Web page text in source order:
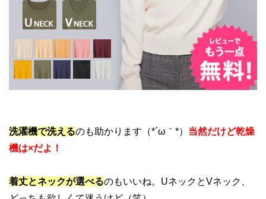
洗濯機で洗えるのも助かります（*´ω｀*） 当然だけど乾燥
機は×だよ！
着丈とネックが選べるのもいいね。UネックとVネック、